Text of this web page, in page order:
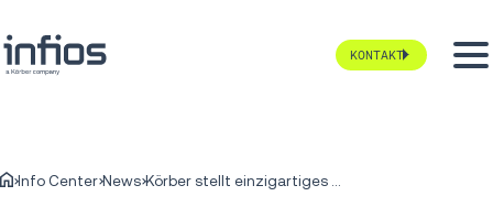
KONTAKT
Info Center News Körber stellt einzigartiges Supply-Chain-Lösungsportfolio und seine Strategie auf der Elevate EMEA 2021 vor